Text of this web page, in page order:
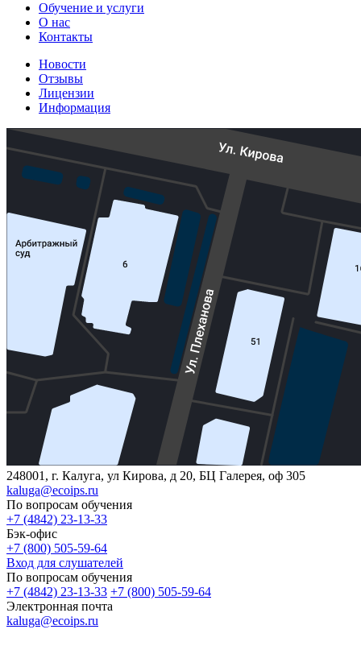
Обучение и услуги
О нас
Контакты
Новости
Отзывы
Лицензии
Информация
248001, г. Калуга, ул Кирова, д 20, БЦ Галерея, оф 305
kaluga@ecoips.ru
По вопросам обучения
+7 (4842) 23-13-33
Бэк-офис
+7 (800) 505-59-64
Вход для слушателей
По вопросам обучения
+7 (4842) 23-13-33 +7 (800) 505-59-64
Электронная почта
kaluga@ecoips.ru